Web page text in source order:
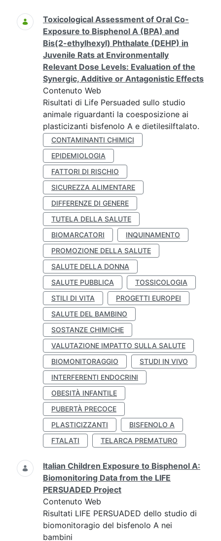
Ricerca
Toxicological Assessment of Oral Co-
Exposure to Bisphenol A (BPA) and
Bis(2-ethylhexyl) Phthalate (DEHP) in
Juvenile Rats at Environmentally
Relevant Dose Levels: Evaluation of the
Synergic, Additive or Antagonistic Effects
Contenuto Web
Risultati di Life Persuaded sullo studio
animale riguardanti la coesposizione ai
plasticizanti bisfenolo A e dietilesilftalato.
CONTAMINANTI CHIMICI
EPIDEMIOLOGIA
FATTORI DI RISCHIO
SICUREZZA ALIMENTARE
DIFFERENZE DI GENERE
TUTELA DELLA SALUTE
BIOMARCATORI
INQUINAMENTO
PROMOZIONE DELLA SALUTE
SALUTE DELLA DONNA
SALUTE PUBBLICA
TOSSICOLOGIA
STILI DI VITA
PROGETTI EUROPEI
SALUTE DEL BAMBINO
SOSTANZE CHIMICHE
VALUTAZIONE IMPATTO SULLA SALUTE
BIOMONITORAGGIO
STUDI IN VIVO
INTERFERENTI ENDOCRINI
OBESITÀ INFANTILE
PUBERTÀ PRECOCE
PLASTICIZZANTI
BISFENOLO A
FTALATI
TELARCA PREMATURO
Italian Children Exposure to Bisphenol A:
Biomonitoring Data from the LIFE
PERSUADED Project
Contenuto Web
Risultati LIFE PERSUADED dello studio di
biomonitoragio del bisfenolo A nei
bambini